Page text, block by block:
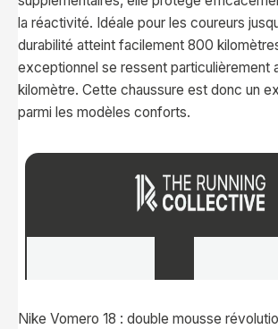
la réactivité. Idéale pour les coureurs
durabilité atteint facilement 800
exceptionnel se ressent particulièrement
kilomètre. Cette chaussure est donc un
parmi les modèles conforts.
Nike Vomero 18 : double mousse